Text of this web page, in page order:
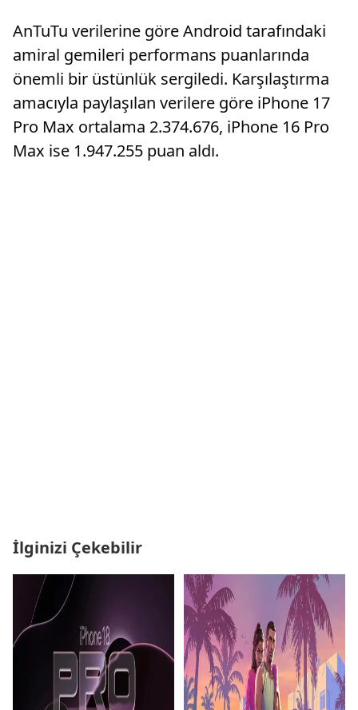
AnTuTu verilerine göre Android tarafındaki
amiral gemileri performans puanlarında
önemli bir üstünlük sergiledi. Karşılaştırma
amacıyla paylaşılan verilere göre iPhone 17
Pro Max ortalama 2.374.676, iPhone 16 Pro
Max ise 1.947.255 puan aldı.
İlginizi Çekebilir